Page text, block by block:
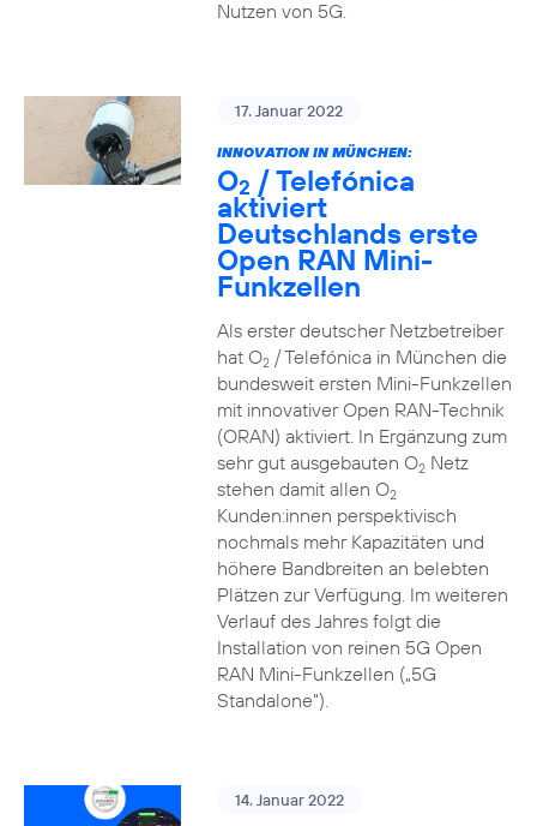
Nutzen von 5G.
17. Januar 2022
INNOVATION IN MÜNCHEN:
O2 / Telefónica
aktiviert
Deutschlands erste
Open RAN Mini-
Funkzellen
Als erster deutscher Netzbetreiber
hat O2/ Telefónica in München die
bundesweit ersten Mini-Funkzellen
mit innovativer Open RAN-Technik
(ORAN) aktiviert. In Ergänzung zum
sehr gut ausgebauten O2Netz
stehen damit allen O2
Kunden:innen perspektivisch
nochmals mehr Kapazitäten und
höhere Bandbreiten an belebten
Plätzen zur Verfügung. Im weiteren
Verlauf des Jahres folgt die
Installation von reinen 5G Open
RAN Mini-Funkzellen („5G
Standalone“).
14. Januar 2022